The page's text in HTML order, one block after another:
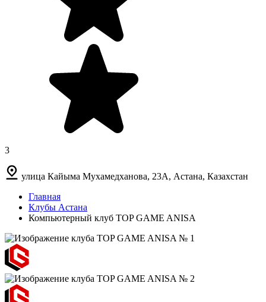
3
улица Кайыма Мухамедханова, 23А, Астана, Казахстан
Главная
Клубы Астана
Компьютерный клуб TOP GAME ANISA